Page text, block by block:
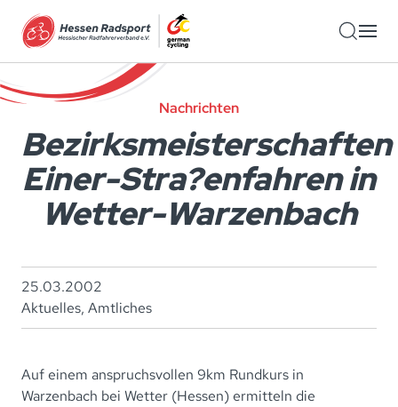
Zum Hauptinhalt springen
Nachrichten
Bezirksmeisterschaften
Einer-Stra?enfahren in
Wetter-Warzenbach
25.03.2002
Aktuelles, Amtliches
Auf einem anspruchsvollen 9km Rundkurs in
Warzenbach bei Wetter (Hessen) ermitteln die